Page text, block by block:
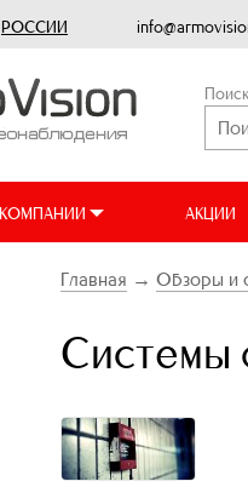
РОССИИ
АКЦИИ
Главная → Обзоры и
Системы